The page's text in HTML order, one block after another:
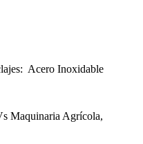
Acero Inoxidable
Maquinaria Agrícola,